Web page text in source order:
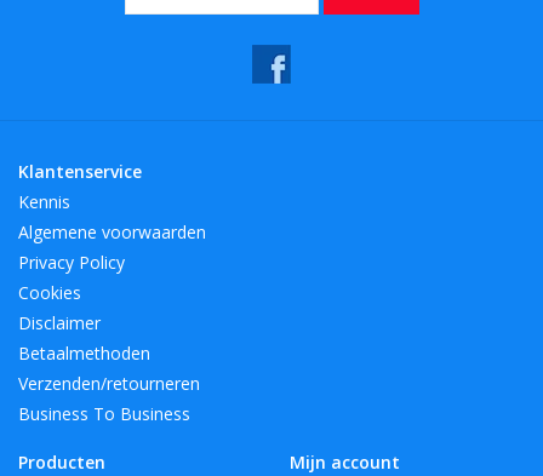
Klantenservice
Kennis
Algemene voorwaarden
Privacy Policy
Cookies
Disclaimer
Betaalmethoden
Verzenden/retourneren
Business To Business
Producten
Mijn account